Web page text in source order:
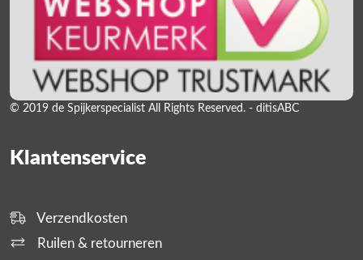
© 2019 de Spijkerspecialist All Rights Reserved. - ditisABC
Klantenservice
Verzendkosten
Ruilen & retourneren